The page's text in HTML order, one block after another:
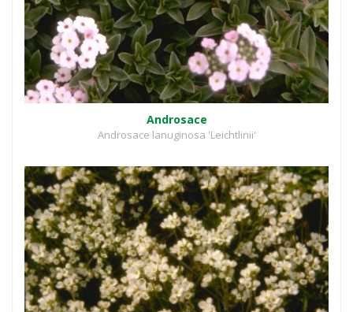
Androsace
Androsace lanuginosa 'Leichtlinii'